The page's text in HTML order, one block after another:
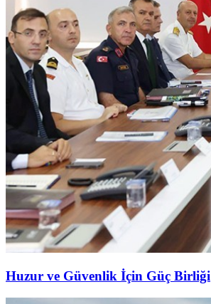
Huzur ve Güvenlik İçin Güç Birliği